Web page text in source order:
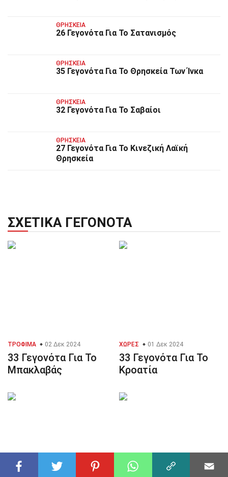
ΘΡΗΣΚΕΊΑ
26 Γεγονότα Για Το Σατανισμός
ΘΡΗΣΚΕΊΑ
35 Γεγονότα Για Το Θρησκεία Των Ίνκα
ΘΡΗΣΚΕΊΑ
32 Γεγονότα Για Το Σαβαίοι
ΘΡΗΣΚΕΊΑ
27 Γεγονότα Για Το Κινεζική Λαϊκή
Θρησκεία
ΣΧΕΤΙΚΆ ΓΕΓΟΝΌΤΑ
ΤΡΌΦΙΜΑ 02 Δεκ 2024
33 Γεγονότα Για Το
Μπακλαβάς
ΧΏΡΕΣ 01 Δεκ 2024
33 Γεγονότα Για Το
Κροατία